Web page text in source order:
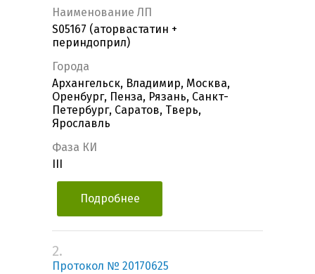
Наименование ЛП
S05167 (аторвастатин +
периндоприл)
Города
Архангельск, Владимир, Москва,
Оренбург, Пенза, Рязань, Санкт-
Петербург, Саратов, Тверь,
Ярославль
Фаза КИ
Подробнее
2.
Протокол № 20170625